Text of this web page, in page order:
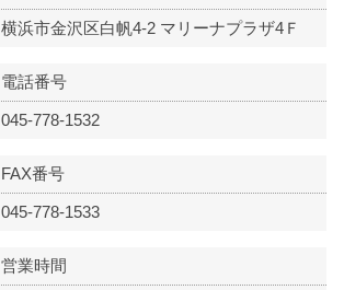
横浜市金沢区白帆4-2 マリーナプラザ4Ｆ
電話番号
045-778-1532
FAX番号
045-778-1533
営業時間